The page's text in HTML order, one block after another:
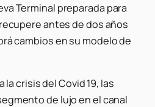
Terminal preparada para
antes de dos años
cambios en su modelo de
la crisis del Covid 19, las
de lujo en el canal